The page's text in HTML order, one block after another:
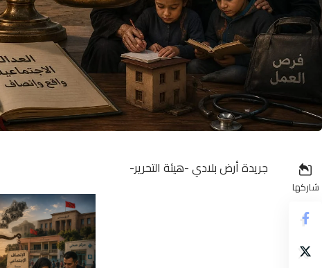
شاركها
جريدة أرض بلادي -هيئة التحرير-